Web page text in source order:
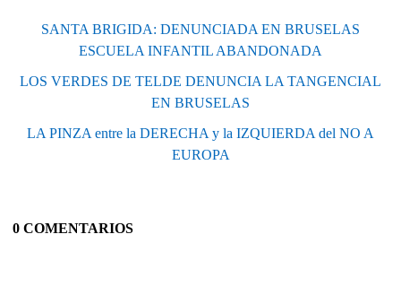
SANTA BRIGIDA: DENUNCIADA EN BRUSELAS
ESCUELA INFANTIL ABANDONADA
LOS VERDES DE TELDE DENUNCIA LA TANGENCIAL
EN BRUSELAS
LA PINZA entre la DERECHA y la IZQUIERDA del NO A
EUROPA
0 COMENTARIOS